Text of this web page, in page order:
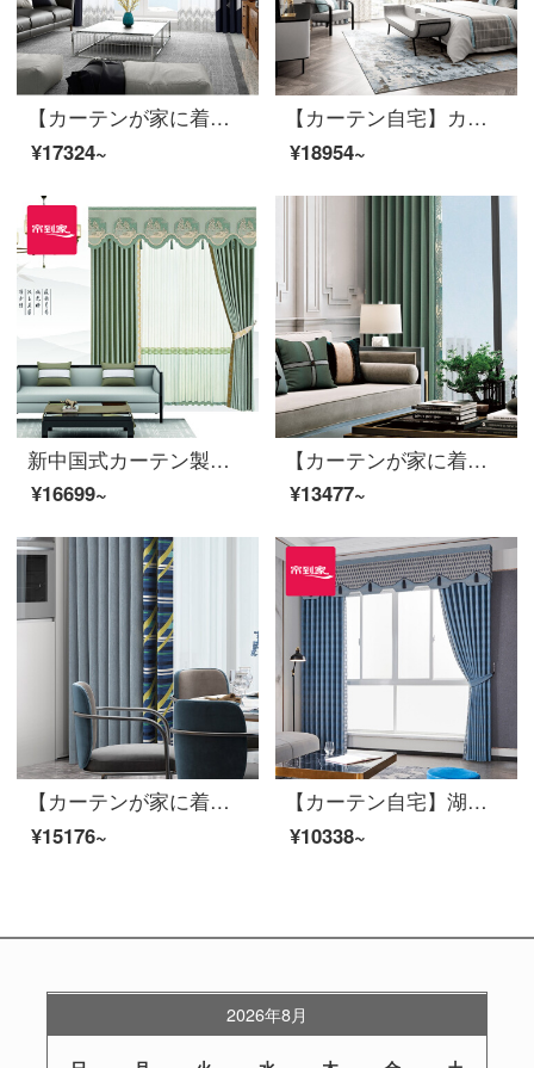
【カーテンが家に着く】カーテンの完成品を軽くシームレスにつなぐ高遮光のカーテン現代リビングルームのベッドルームのルービックキューブの花開き高精密床の窓LDC 20 SSA-2101 Sフック/カーテンなし（高さ2.6メートル以内で変更可能）XLのカーテンセット/ダブルオープン（適用窓幅3.5-4.1メートル）
¥17324~
【カーテン自宅】カーテン製品の新商品は簡単で高遮光現代定型化ジャカード書斎のリビングルームにはライニングLDC 20 SSB-2001 Sフック/カーテンヘッドなし(高さ2.6 m以内で変更可能)XLのカーテンセット/ダブルオープン(適用窓幅3.5-4.1 m)があります。
¥18954~
新中国式カーテン製品の高遮光ジャカードカスタマイズ山水詩意客間の寝室の床窓の雲歌のレースをつなぎ合わせて型を定めます。ポリエステルの布のカーテンLDC 20 SSA-3201は穴を開けます。
¥16699~
【カーテンが家に着く】高遮光新中国式高精密カーテン製品森之美リビングルーム現代花起床窓嵌接定型LDC 20 FWC-123打孔/カーテンなし（高さ2.6 m以内で改変可能）XLカーテンセット/ダブルオープン（適用窓幅4.1-4.4 m）
¥13477~
【カーテンが家に着く】現代明日のカーテン完成品の黒い糸高遮光ジャカードを簡単に予約して定型化してポリエステルリビングルームの床の窓LDC 20 SSC-79ノック/カーテンヘッドを含まない(高さ2.6メートル以内で変更可能)XLのカーテンセット/ダブルオープン(適用窓の幅は4.1-4.4メートル)
¥15176~
【カーテン自宅】湖の光オーダーメイドリビングルームの高遮光窓高精密ジャカード定型カーテンの完成品をつなぎ合わせてLDC 20 FWC-Sフック/カーテンヘッドを含まない(高さ2.6 m以内で改変可能)Lカーテンのセット/ダブルオープン(適用窓幅2.9-3.2 m)
¥10338~
2026年8月